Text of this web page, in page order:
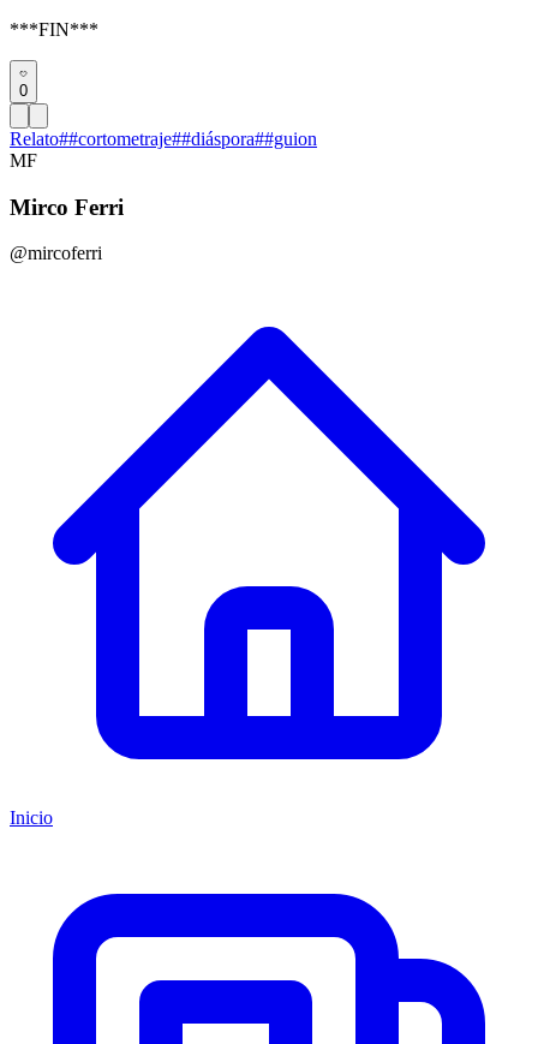
***FIN***
0
Relato##cortometraje##diáspora##guion
MF
Mirco Ferri
@mircoferri
Inicio